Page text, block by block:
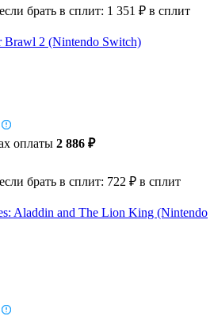
брать в сплит: 1 351 ₽ в сплит
2 (Nintendo Switch)
оплаты 2 886 ₽
брать в сплит: 722 ₽ в сплит
Aladdin and The Lion King (Nintendo